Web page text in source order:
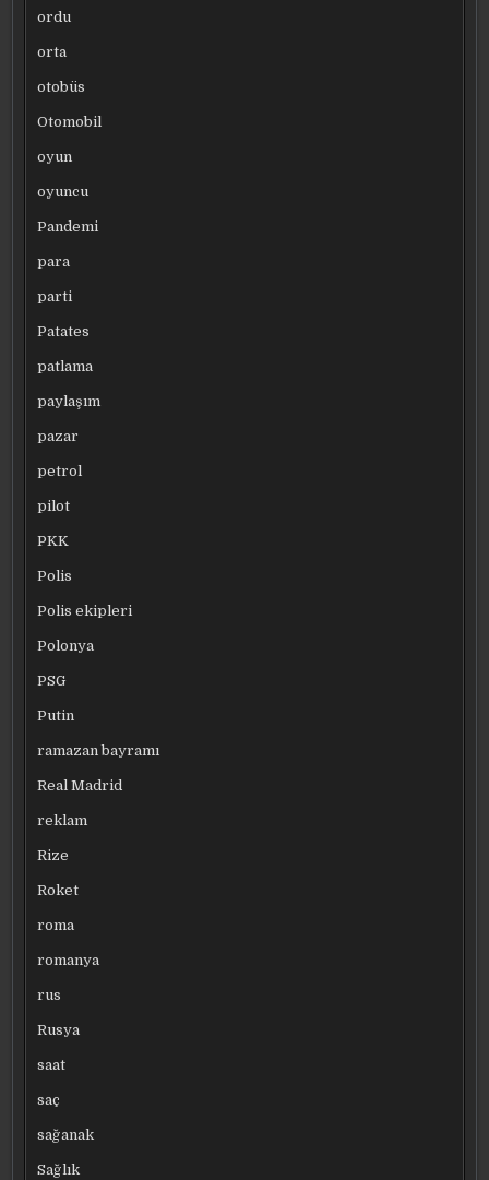
ordu
orta
otobüs
Otomobil
oyun
oyuncu
Pandemi
para
parti
Patates
patlama
paylaşım
pazar
petrol
pilot
PKK
Polis
Polis ekipleri
Polonya
PSG
Putin
ramazan bayramı
Real Madrid
reklam
Rize
Roket
roma
romanya
rus
Rusya
saat
saç
sağanak
Sağlık